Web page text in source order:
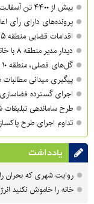
بیش از ۴۴۰۰ تن آسفالت در منطقه ۲ کرج توزیع شد
پرونده‌های دارای رأی اعاده
اقدامات قضایی منطقه ۵ کرج در وصول چک‌های برگشتی
دیدار مدیر منطقه ۸ با خانواده معظم شهید جواد ایزدی
گل‌های فصلی، منطقه ۱۰ را زیباتر کردند
پیگیری میدانی مطالبات شهروندان
اجرای گسترده
طرح ساماندهی تبلیغات
تداوم اجرای طرح پاکسازی
یادداشت
روایت شهری که بحران
خانه را خاموش نکنید